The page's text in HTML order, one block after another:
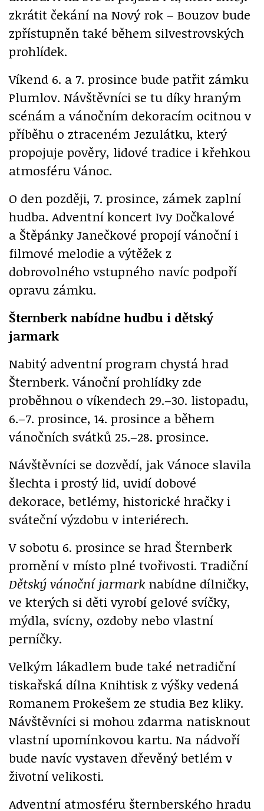
zkrátit čekání na Nový rok – Bouzov bude
zpřístupněn také během silvestrovských
prohlídek.
Víkend 6. a 7. prosince bude patřit zámku
Plumlov. Návštěvníci se tu díky hraným
scénám a vánočním dekoracím ocitnou v
příběhu o ztraceném Jezulátku, který
propojuje pověry, lidové tradice i křehkou
atmosféru Vánoc.
O den později, 7. prosince, zámek zaplní
hudba. Adventní koncert Ivy Dočkalové
a Štěpánky Janečkové propojí vánoční i
filmové melodie a výtěžek z
dobrovolného vstupného navíc podpoří
opravu zámku.
Šternberk nabídne hudbu i dětský
jarmark
Nabitý adventní program chystá hrad
Šternberk. Vánoční prohlídky zde
proběhnou o víkendech 29.–30. listopadu,
6.–7. prosince, 14. prosince a během
vánočních svátků 25.–28. prosince.
Návštěvníci se dozvědí, jak Vánoce slavila
šlechta i prostý lid, uvidí dobové
dekorace, betlémy, historické hračky i
sváteční výzdobu v interiérech.
V sobotu 6. prosince se hrad Šternberk
promění v místo plné tvořivosti. Tradiční
Dětský vánoční jarmark nabídne dílničky,
ve kterých si děti vyrobí gelové svíčky,
mýdla, svícny, ozdoby nebo vlastní
perníčky.
Velkým lákadlem bude také netradiční
tiskařská dílna Knihtisk z výšky vedená
Romanem Prokešem ze studia Bez kliky.
Návštěvníci si mohou zdarma natisknout
vlastní upomínkovou kartu. Na nádvoří
bude navíc vystaven dřevěný betlém v
životní velikosti.
Adventní atmosféru šternberského hradu